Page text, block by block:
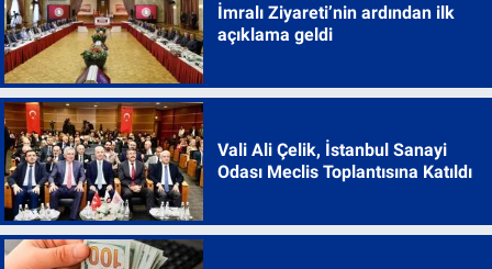
İmralı Ziyareti’nin ardından ilk
açıklama geldi
Vali Ali Çelik, İstanbul Sanayi
Odası Meclis Toplantısına Katıldı